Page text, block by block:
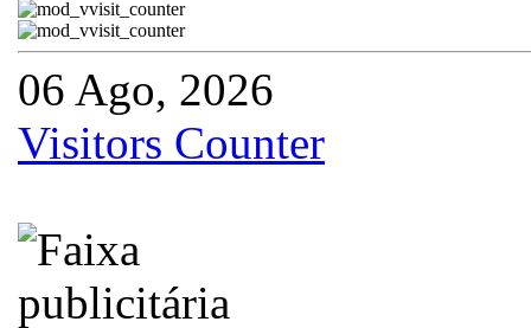
06 Ago, 2026
Visitors Counter